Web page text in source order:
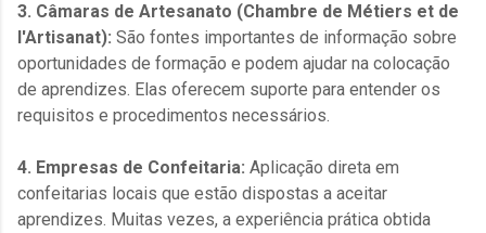
3. Câmaras de Artesanato (Chambre de Métiers et de
l'Artisanat): São fontes importantes de informação sobre
oportunidades de formação e podem ajudar na colocação
de aprendizes. Elas oferecem suporte para entender os
requisitos e procedimentos necessários.
4. Empresas de Confeitaria: Aplicação direta em
confeitarias locais que estão dispostas a aceitar
aprendizes. Muitas vezes, a experiência prática obtida